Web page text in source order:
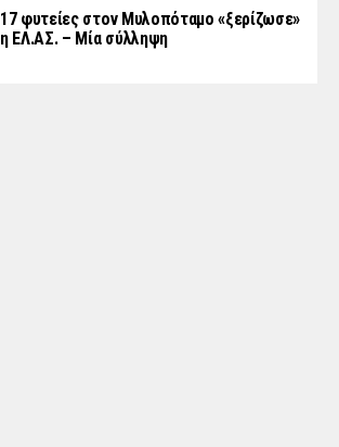
17 φυτείες στον Μυλοπόταμο «ξερίζωσε»
η ΕΛ.ΑΣ. – Μία σύλληψη